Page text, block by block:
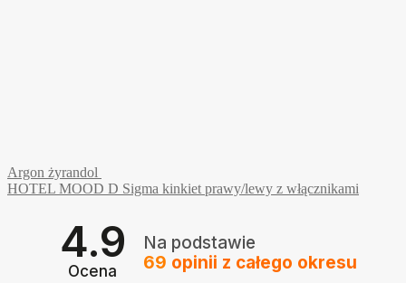
Argon żyrandol
HOTEL MOOD D Sigma kinkiet prawy/lewy z włącznikami
4.9
Ocena
Na podstawie
69 opinii z całego okresu